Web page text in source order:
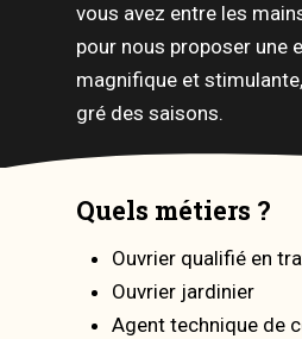
vous avez entre les
pour nous proposer une
magnifique et
gré des saisons.
Quels métiers ?
Ouvrier qualifié en
Ouvrier jardinier
Agent technique de